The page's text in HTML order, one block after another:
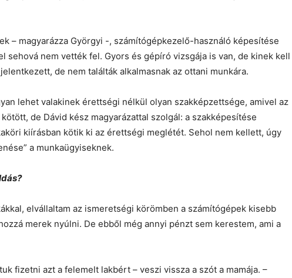
– magyarázza Györgyi -, számítógépkezelő-használó képesítése
sehová nem vették fel. Gyors és gépíró vizsgája is van, de kinek kell
de nem találták alkalmasnak az ottani munkára.
lehet valakinek érettségi nélkül olyan szakképzettsége, amivel az
de Dávid kész magyarázattal szolgál: a szakképesítése
kiírásban kötik ki az érettségi meglétét. Sehol nem kellett, úgy
a munkaügyiseknek.
elvállaltam az ismeretségi körömben a számítógépek kisebb
merek nyúlni. De ebből még annyi pénzt sem kerestem, ami a
fizetni azt a felemelt lakbért – veszi vissza a szót a mamája. –